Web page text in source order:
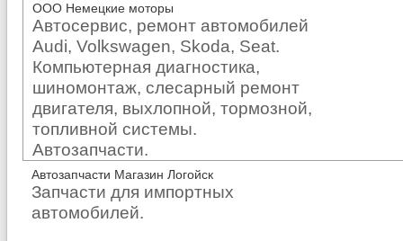
ООО Немецкие моторы
Автосервис, ремонт автомобилей
Audi, Volkswagen, Skoda, Seat.
Компьютерная диагностика,
шиномонтаж, слесарный ремонт
двигателя, выхлопной, тормозной,
топливной системы.
Автозапчасти.
Автозапчасти Магазин Логойск
Запчасти для импортных
автомобилей.